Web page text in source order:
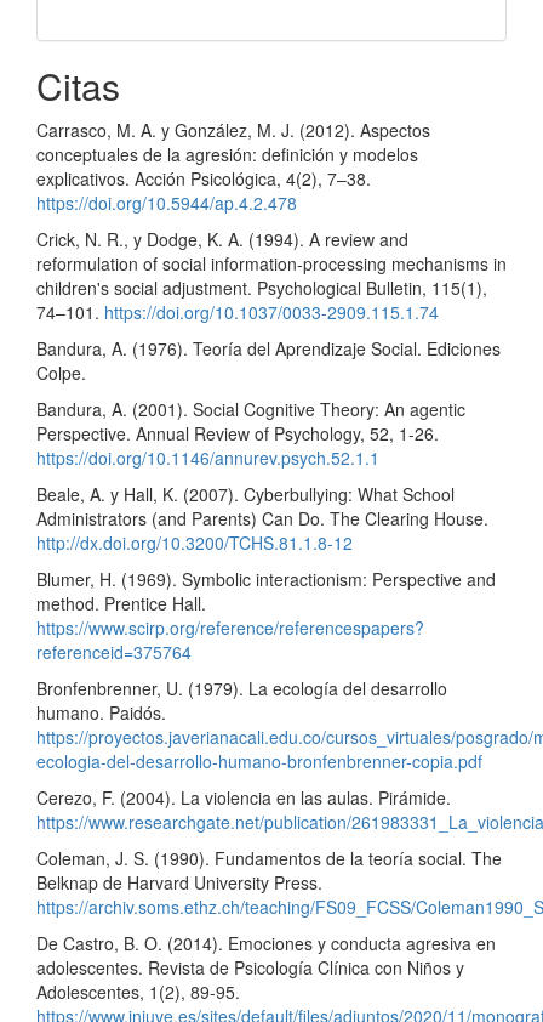
Citas
Carrasco, M. A. y González, M. J. (2012). Aspectos
conceptuales de la agresión: definición y modelos
explicativos. Acción Psicológica, 4(2), 7–38.
https://doi.org/10.5944/ap.4.2.478
Crick, N. R., y Dodge, K. A. (1994). A review and
reformulation of social information-processing mechanisms in
children's social adjustment. Psychological Bulletin, 115(1),
74–101. https://doi.org/10.1037/0033-2909.115.1.74
Bandura, A. (1976). Teoría del Aprendizaje Social. Ediciones
Colpe.
Bandura, A. (2001). Social Cognitive Theory: An agentic
Perspective. Annual Review of Psychology, 52, 1-26.
https://doi.org/10.1146/annurev.psych.52.1.1
Beale, A. y Hall, K. (2007). Cyberbullying: What School
Administrators (and Parents) Can Do. The Clearing House.
http://dx.doi.org/10.3200/TCHS.81.1.8-12
Blumer, H. (1969). Symbolic interactionism: Perspective and
method. Prentice Hall.
https://www.scirp.org/reference/referencespapers?
referenceid=375764
Bronfenbrenner, U. (1979). La ecología del desarrollo
humano. Paidós.
https://proyectos.javerianacali.edu.co/cursos_virtuales/
ecologia-del-desarrollo-humano-bronfenbrenner-copia.pdf
Cerezo, F. (2004). La violencia en las aulas. Pirámide.
https://www.researchgate.net/publication/
Coleman, J. S. (1990). Fundamentos de la teoría social. The
Belknap de Harvard University Press.
https://archiv.soms.ethz.ch/teaching/FS09_FCSS/
De Castro, B. O. (2014). Emociones y conducta agresiva en
adolescentes. Revista de Psicología Clínica con Niños y
Adolescentes, 1(2), 89-95.
https://www.injuve.es/sites/default/files/adjuntos/2020/11/